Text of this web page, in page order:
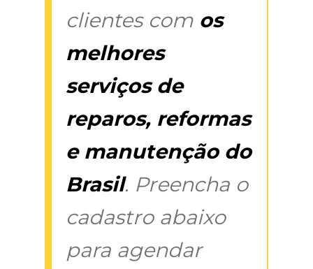
clientes com os
melhores
serviços de
reparos, reformas
e manutenção do
Brasil. Preencha o
cadastro abaixo
para agendar